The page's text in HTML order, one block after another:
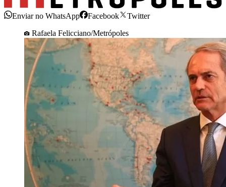
Enviar no WhatsApp Facebook
Twitter
Rafaela Felicciano/Metrópoles